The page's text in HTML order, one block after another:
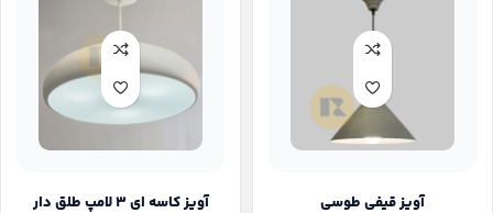
آویز قیفی طوسی
آویز کاسه ای ۳ لامپ طلق دار